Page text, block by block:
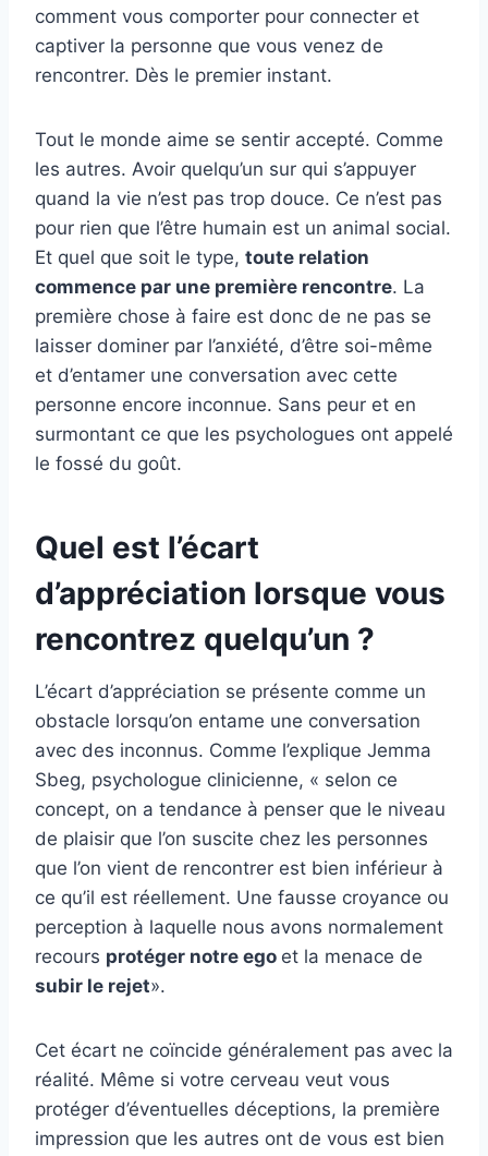
comment vous comporter pour connecter et
captiver la personne que vous venez de
rencontrer. Dès le premier instant.
Tout le monde aime se sentir accepté. Comme
les autres. Avoir quelqu’un sur qui s’appuyer
quand la vie n’est pas trop douce. Ce n’est pas
pour rien que l’être humain est un animal social.
Et quel que soit le type, toute relation
commence par une première rencontre. La
première chose à faire est donc de ne pas se
laisser dominer par l’anxiété, d’être soi-même
et d’entamer une conversation avec cette
personne encore inconnue. Sans peur et en
surmontant ce que les psychologues ont appelé
le fossé du goût.
Quel est l’écart
d’appréciation lorsque vous
rencontrez quelqu’un ?
L’écart d’appréciation se présente comme un
obstacle lorsqu’on entame une conversation
avec des inconnus. Comme l’explique Jemma
Sbeg, psychologue clinicienne, « selon ce
concept, on a tendance à penser que le niveau
de plaisir que l’on suscite chez les personnes
que l’on vient de rencontrer est bien inférieur à
ce qu’il est réellement. Une fausse croyance ou
perception à laquelle nous avons normalement
recours protéger notre ego et la menace de
subir le rejet».
Cet écart ne coïncide généralement pas avec la
réalité. Même si votre cerveau veut vous
protéger d’éventuelles déceptions, la première
impression que les autres ont de vous est bien